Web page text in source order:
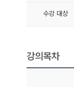
수강 대상
강의목차